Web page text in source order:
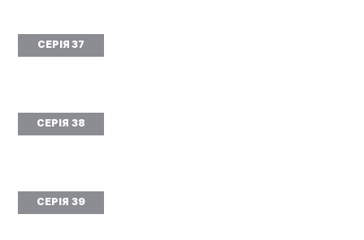
СЕРІЯ 37
СЕРІЯ 38
СЕРІЯ 39